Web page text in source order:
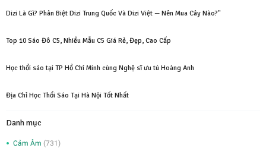
Dizi Là Gì? Phân Biệt Dizi Trung Quốc Và Dizi Việt — Nên Mua Cây Nào?"
Top 10 Sáo Đô C5, Nhiều Mẫu C5 Giá Rẻ, Đẹp, Cao Cấp
Học thổi sáo tại TP Hồ Chí Minh cùng Nghệ sĩ ưu tú Hoàng Anh
Địa Chỉ Học Thổi Sáo Tại Hà Nội Tốt Nhất
Danh mục
Cảm Âm (731)